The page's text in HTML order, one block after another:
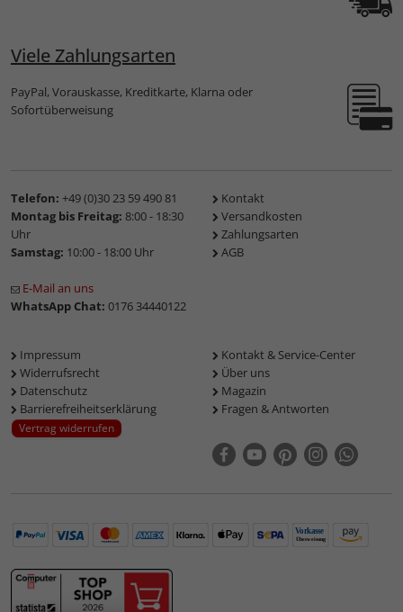
Viele Zahlungsarten
PayPal, Vorauskasse, Kreditkarte, Klarna oder
Sofortüberweisung
Telefon: +49 (0)30 23 59 490 81
Montag bis Freitag: 8:00 - 18:30
Uhr
Samstag: 10:00 - 18:00 Uhr
E-Mail an uns
WhatsApp Chat: 0176 34440122
Kontakt
Versandkosten
Zahlungsarten
AGB
Impressum
Widerrufsrecht
Datenschutz
Barrierefreiheitserklärung
Vertrag widerrufen
Kontakt & Service-Center
Über uns
Magazin
Fragen & Antworten